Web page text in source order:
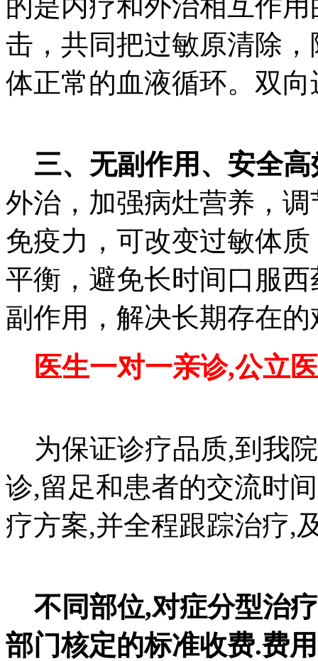
击，共同把过敏原清除
体正常的血液循环。双
三、无副作用、安全高
外治，加强病灶营养，
免疫力，可改变过敏体
平衡，避免长时间口服
副作用，解决长期存在的
医生一对一亲诊,公立
为保证诊疗品质,到我
诊,留足和患者的交流时
疗方案,并全程跟踪治疗,
不同部位,对症分型治
部门核定的标准收费.费